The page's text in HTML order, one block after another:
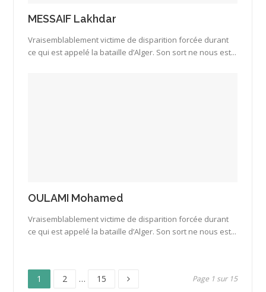
MESSAIF Lakhdar
Vraisemblablement victime de disparition forcée durant
ce qui est appelé la bataille d’Alger. Son sort ne nous est...
OULAMI Mohamed
Vraisemblablement victime de disparition forcée durant
ce qui est appelé la bataille d’Alger. Son sort ne nous est...
Pagination
Page
1 Page
2 … Page
15 Page 1 sur 15